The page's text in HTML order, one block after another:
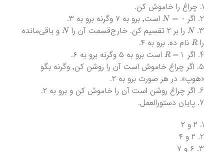
چراغ را خاموش کن.
اگر
N= است٬ برو به ۷ وگرنه برو به ۳. N را بر ۲ تقسیم کن. خارج‌قسمت آن را N و باقی‌مانده
را R نام ده. برو به ۴.
اگر
R=1
است برو به ۵ وگرنه برو به ۶.
اگر چراغ خاموش است آن را روشن کن٬ وگرنه بگو
«هوپ». در هر صورت برو به ۲.
اگر چراغ روشن است آن را خاموش کن و برو به ۲.
پایان دستورالعمل.
۲ و ۲
۲ و ۴
۶ و ۷